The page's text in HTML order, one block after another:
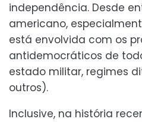
independência. Desde
americano,
está envolvida com os
antidemocráticos de
estado militar, regimes
outros).
Inclusive, na história